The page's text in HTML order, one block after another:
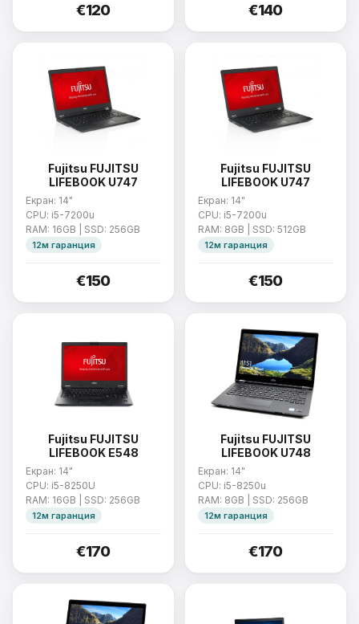
€120 €140
Fujitsu FUJITSU
LIFEBOOK U747
Екран: 14"
CPU: i5-7200u
RAM: 16GB | SSD: 256GB
12м гаранция
€150
Fujitsu FUJITSU
LIFEBOOK U747
Екран: 14"
CPU: i5-7200u
RAM: 8GB | SSD: 512GB
12м гаранция
€150
Fujitsu FUJITSU
LIFEBOOK E548
Екран: 14"
CPU: i5-8250U
RAM: 16GB | SSD: 256GB
12м гаранция
€170
Fujitsu FUJITSU
LIFEBOOK U748
Екран: 14"
CPU: i5-8250u
RAM: 8GB | SSD: 256GB
12м гаранция
€170